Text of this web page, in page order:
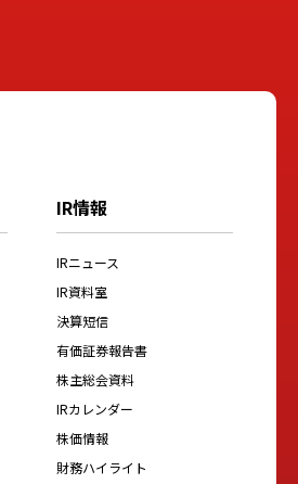
IR情報
IRニュース
IR資料室
決算短信
有価証券報告書
株主総会資料
IRカレンダー
株価情報
財務ハイライト